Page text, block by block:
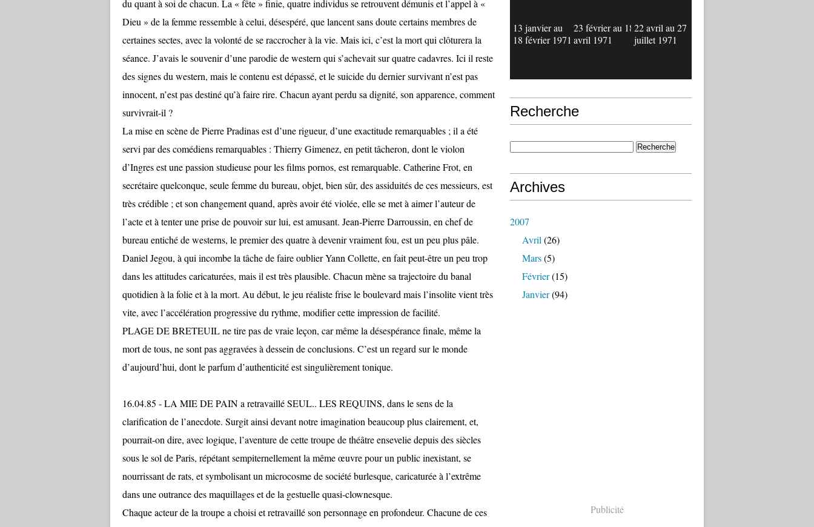
du quant à soi de chacun. La « fête » finie, quatre individus se retrouvent démunis et l’appel à «
Dieu » de la femme ressemble à celui, désespéré, que lancent sans doute certains membres de
certaines sectes, avec la volonté de se raccrocher à la vie. Mais ici, c’est la mort qui clôturera la
séance. J’avais le souvenir d’une parodie de western qui s’achevait sur quatre cadavres. Ici il reste
des signes du western, mais le contenu est dépassé, et le suicide du dernier survivant n’est pas
innocent, n’est pas destiné qu’à faire rire. Chacun ayant perdu sa dignité, son apparence, comment
survivrait-il ?
La mise en scène de Pierre Pradinas est d’une rigueur, d’une exactitude remarquables ; il a été
servi par des comédiens remarquables : Thierry Gimenez, en petit tâcheron, dont le violon
d’Ingres est une passion studieuse pour les films pornos, est remarquable. Catherine Frot, en
secrétaire quelconque, seule femme du bureau, objet, bien sûr, des assiduités de ces messieurs, est
très crédible ; et son changement quand, après avoir été violée, elle se met à aimer l’auteur de
l’acte et à tenter une prise de pouvoir sur lui, est amusant. Jean-Pierre Darroussin, en chef de
bureau entiché de westerns, le premier des quatre à devenir vraiment fou, est un peu plus pâle.
Daniel Jegou, à qui incombe la tâche de faire oublier Yann Collette, en fait peut-être un peu trop
dans les attitudes caricaturées, mais il est très plausible. Chacun mène sa trajectoire du banal
quotidien à la folie et à la mort. Au début, le jeu réaliste frise le boulevard mais l’insolite vient très
vite, avec l’accélération progressive du rythme, modifier cette impression de facilité.
PLAGE DE BRETEUIL ne tire pas de vraie leçon, car même la désespérance finale, même la
mort de tous, ne sont pas aggravées à dessein de conclusions. C’est un regard sur le monde
d’aujourd’hui, dont le parfum d’authenticité est singulièrement tonique.
16.04.85 - LA MIE DE PAIN a retravaillé SEUL.. LES REQUINS, dans le sens de la
clarification de l’anecdote. Surgit ainsi devant notre imagination beaucoup plus clairement, et,
pourrait-on dire, avec logique, l’aventure de cette troupe de théâtre ensevelie depuis des siècles
sous le sol de Paris, répétant sempiternellement la même œuvre pour un public inexistant, se
nourrissant de rats, et symbolisant un microcosme de société burlesque, caricaturée à l’extrême
dans une outrance des maquillages et de la gestuelle quasi-clownesque.
Chaque acteur de la troupe a choisi et retravaillé son personnage en profondeur. Chacune de ces
13 janvier au
18 février 1971
23 février au 18
avril 1971
22 avril au 27
juillet 1971
Recherche
Archives
2007
Avril (26)
Mars(5)
Février(15)
Janvier(94)
Publicité